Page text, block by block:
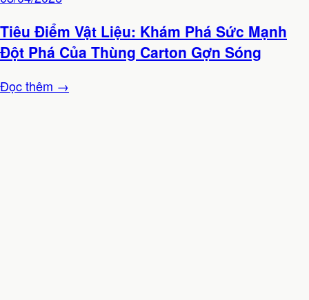
Tiêu Điểm Vật Liệu: Khám Phá Sức Mạnh
Đột Phá Của Thùng Carton Gợn Sóng
Đọc thêm →